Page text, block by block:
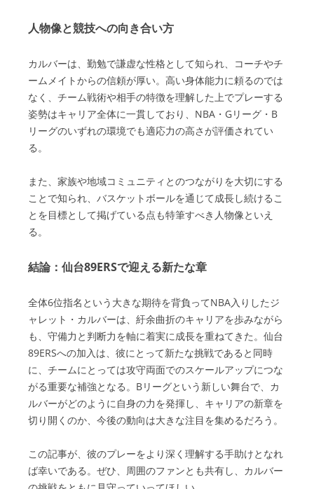
人物像と競技への向き合い方
カルバーは、勤勉で謙虚な性格として知られ、コーチやチ
ームメイトからの信頼が厚い。高い身体能力に頼るのでは
なく、チーム戦術や相手の特徴を理解した上でプレーする
姿勢はキャリア全体に一貫しており、NBA・Gリーグ・B
リーグのいずれの環境でも適応力の高さが評価されてい
る。
また、家族や地域コミュニティとのつながりを大切にする
ことで知られ、バスケットボールを通じて成長し続けるこ
とを目標として掲げている点も特筆すべき人物像といえ
る。
結論：仙台89ERSで迎える新たな章
全体6位指名という大きな期待を背負ってNBA入りしたジ
ャレット・カルバーは、紆余曲折のキャリアを歩みながら
も、守備力と判断力を軸に着実に成長を重ねてきた。仙台
89ERSへの加入は、彼にとって新たな挑戦であると同時
に、チームにとっては攻守両面でのスケールアップにつな
がる重要な補強となる。Bリーグという新しい舞台で、カ
ルバーがどのように自身の力を発揮し、キャリアの新章を
切り開くのか、今後の動向は大きな注目を集めるだろう。
この記事が、彼のプレーをより深く理解する手助けとなれ
ば幸いである。ぜひ、周囲のファンとも共有し、カルバー